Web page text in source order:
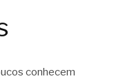
conhecem